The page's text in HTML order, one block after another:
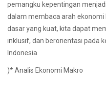
pemangku kepentingan
dalam membaca arah ekonomi
dasar yang kuat, kita dapat
inklusif, dan berorientasi pada
Indonesia.
)* Analis Ekonomi Makro